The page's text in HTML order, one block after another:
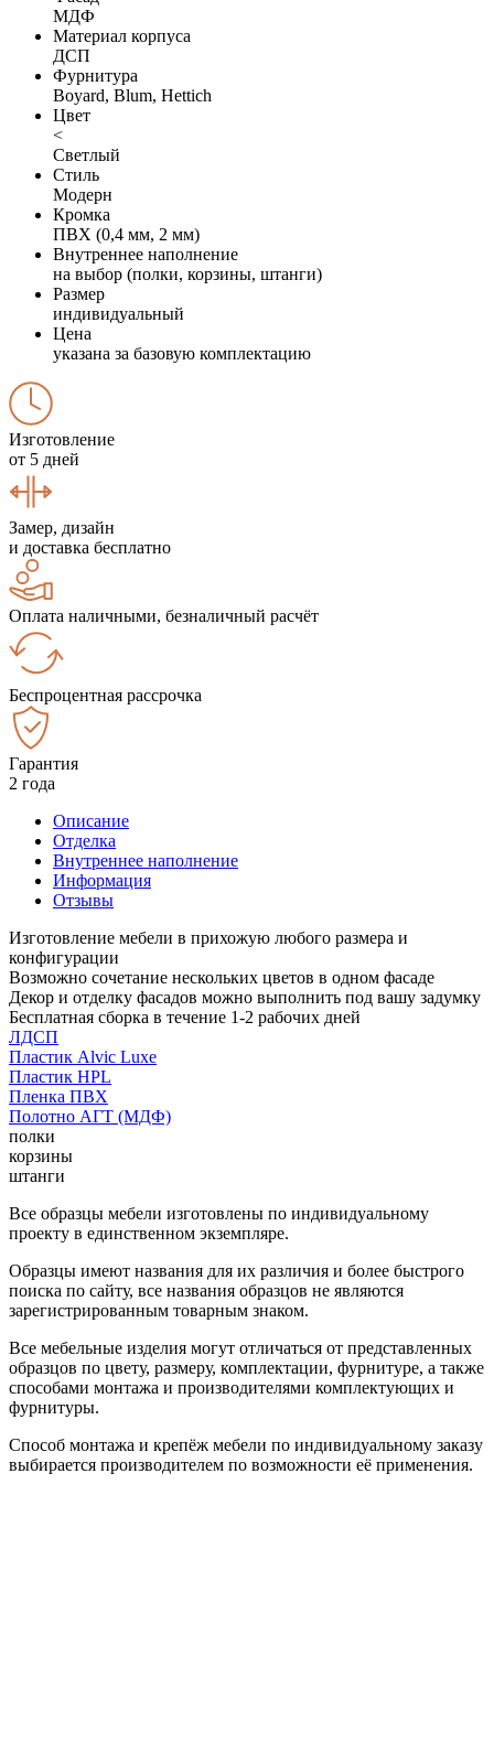
МДФ
Материал корпуса
ДСП
Фурнитура
Boyard, Blum, Hettich
Цвет
<
Светлый
Стиль
Модерн
Кромка
ПВХ (0,4 мм, 2 мм)
Внутреннее наполнение
на выбор (полки, корзины, штанги)
Размер
индивидуальный
Цена
указана за базовую комплектацию
Изготовление
от 5 дней
Замер, дизайн
и доставка бесплатно
Оплата наличными, безналичный расчёт
Беспроцентная рассрочка
Гарантия
2 года
Описание
Отделка
Внутреннее наполнение
Информация
Отзывы
Изготовление мебели в прихожую любого размера и
конфигурации
Возможно сочетание нескольких цветов в одном фасаде
Декор и отделку фасадов можно выполнить под вашу задумку
Бесплатная сборка в течение 1-2 рабочих дней
ЛДСП
Пластик Alvic Luxe
Пластик HPL
Пленка ПВХ
Полотно АГТ (МДФ)
полки
корзины
штанги
Все образцы мебели изготовлены по индивидуальному
проекту в единственном экземпляре.
Образцы имеют названия для их различия и более быстрого
поиска по сайту, все названия образцов не являются
зарегистрированным товарным знаком.
Все мебельные изделия могут отличаться от представленных
образцов по цвету, размеру, комплектации, фурнитуре, а также
способами монтажа и производителями комплектующих и
фурнитуры.
Способ монтажа и крепёж мебели по индивидуальному заказу
выбирается производителем по возможности её применения.